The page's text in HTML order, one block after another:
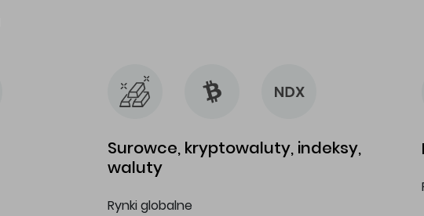
Surowce, kryptowaluty, indeksy,
waluty
Rynki globalne